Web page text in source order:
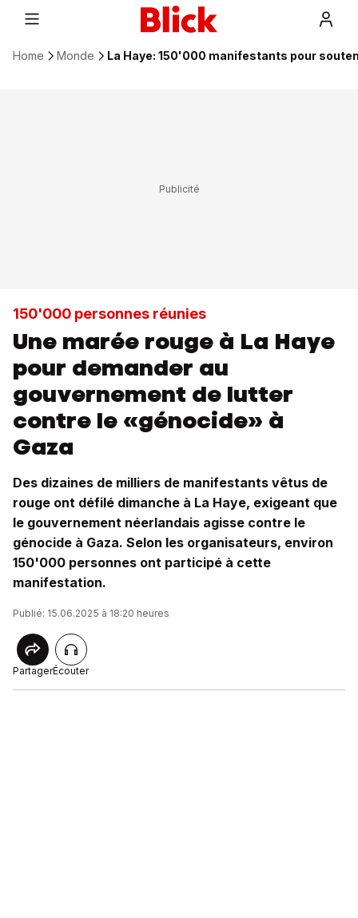
Home Monde La Haye: 150'000 manifestants pour
150'000 personnes réunies
Une marée rouge à La Haye
pour demander au
gouvernement de lutter
contre le «génocide» à
Gaza
Des dizaines de milliers de manifestants vêtus de
rouge ont défilé dimanche à La Haye, exigeant que
le gouvernement néerlandais agisse contre le
génocide à Gaza. Selon les organisateurs, environ
150'000 personnes ont participé à cette
manifestation.
Publié: 15.06.2025 à 18:20 heures
PartagerÉcouter